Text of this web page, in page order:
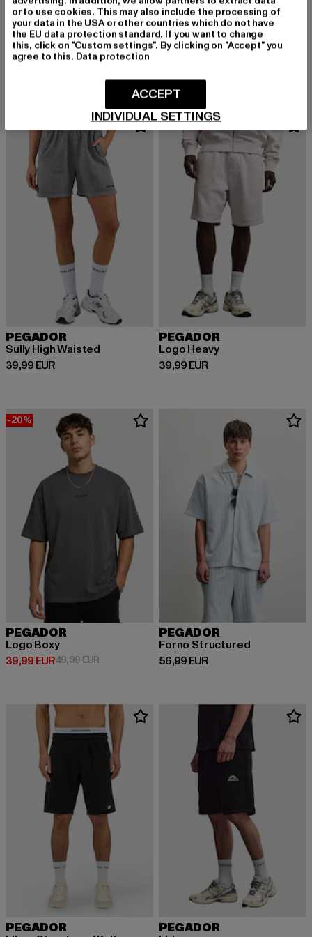
PEGADOR
Lagos Soft Rib
PEGADOR
Pike Oversized
PEGADOR
Sully High Waisted
39,99 EUR
Derzeitiger Preis: 39,99 EUR
PEGADOR
Logo Heavy
39,99 EUR
Derzeitiger Preis: 39,99 EUR
-20%
PEGADOR
Logo Boxy
39,99 EUR
Derzeitiger Preis: 39,99 EUR
49,99 EURAktionspreis: 49,99 EUR
PEGADOR
Forno Structured
56,99 EUR
Derzeitiger Preis: 56,99 EUR
PEGADOR PEGADOR
or to use cookies. This may also include the processing of
your data in the USA or other countries which do not have
the EU data protection standard. If you want to change
this, click on "Custom settings". By clicking on "Accept" you
agree to this. Data protection
INDIVIDUAL SETTINGS
ACCEPT